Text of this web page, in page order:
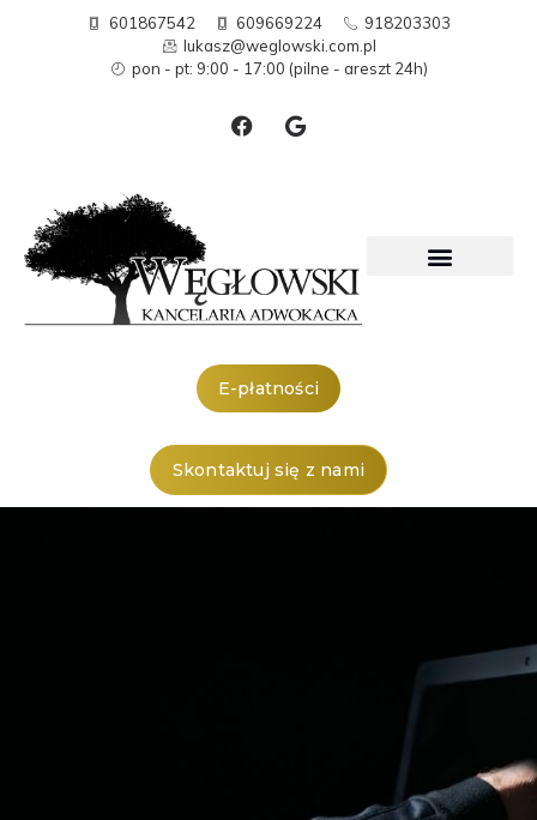
601867542 609669224
918203303
lukasz@weglowski.com.pl
pon - pt: 9:00 - 17:00 (pilne - areszt 24h)
E-płatności
Skontaktuj się z nami